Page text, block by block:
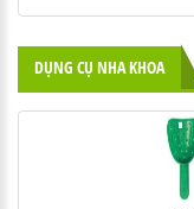
DỤNG CỤ NHA KHOA